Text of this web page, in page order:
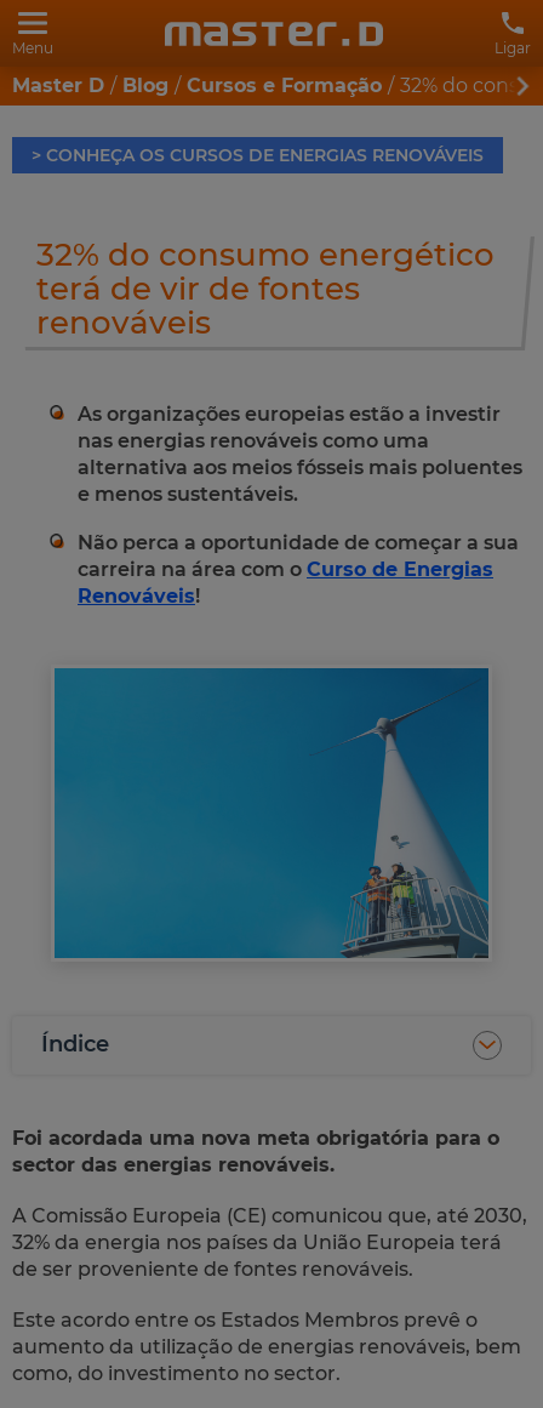
Menu Ligar
Master D Blog Cursos e Formação 32% do
> CONHEÇA OS CURSOS DE ENERGIAS RENOVÁVEIS
32% do consumo energético
terá de vir de fontes
renováveis
As organizações europeias estão a investir
nas energias renováveis como uma
alternativa aos meios fósseis mais poluentes
e menos sustentáveis.
Não perca a oportunidade de começar a sua
carreira na área com o Curso de Energias
Renováveis!
Índice
Foi acordada uma nova meta obrigatória para o
sector das energias renováveis.
A Comissão Europeia (CE) comunicou que, até 2030,
32% da energia nos países da União Europeia terá
de ser proveniente de fontes renováveis.
Este acordo entre os Estados Membros prevê o
aumento da utilização de energias renováveis, bem
como, do investimento no sector.